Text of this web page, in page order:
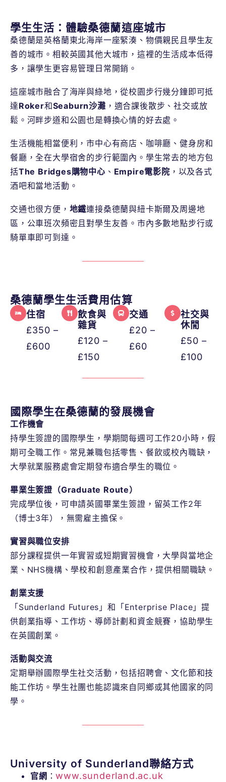
學生生活：體驗桑德蘭這座城市
桑德蘭是英格蘭東北海岸一座緊湊、物價親民且學生友
善的城市。相較英國其他大城市，這裡的生活成本低得
多，讓學生更容易管理日常開銷。
這座城市融合了海岸與綠地，從校園步行幾分鐘即可抵
達Roker和Seaburn沙灘 ，適合課後散步、社交或放
鬆。河畔步道和公園也是轉換心情的好去處。
生活機能相當便利，市中心有商店、咖啡廳、健身房和
餐廳，全在大學宿舍的步行範圍內。學生常去的地方包
括The Bridges購物中心 、 Empire電影院 ，以及各式
酒吧和當地活動。
交通也很方便， 地鐵連接桑德蘭與紐卡斯爾及周邊地
區，公車班次頻密且對學生友善。市內多數地點步行或
騎單車即可到達。
桑德蘭學生生活費用估算
住宿
£350 –
£600
飲食與
雜貨
£120 –
£150
交通
£20 –
£60
社交與
休閒
£50 –
£100
國際學生在桑德蘭的發展機會
工作機會
持學生簽證的國際學生，學期間每週可工作20小時，假
期可全職工作。常見兼職包括零售、餐飲或校內職缺，
大學就業服務處會定期發布適合學生的職位。
畢業生簽證（Graduate Route）
完成學位後，可申請英國畢業生簽證，留英工作2年
（博士3年），無需雇主擔保。
實習與職位安排
部分課程提供一年實習或短期實習機會，大學與當地企
業、NHS機構、學校和創意產業合作，提供相關職缺。
創業支援
「Sunderland Futures」和「Enterprise Place」提
供創業指導、工作坊、導師計劃和資金競賽，協助學生
在英國創業。
活動與交流
定期舉辦國際學生社交活動，包括招聘會、文化節和技
能工作坊。學生社團也能認識來自同鄉或其他國家的同
學。
University of Sunderland聯絡方式
官網 ：www.sunderland.ac.uk